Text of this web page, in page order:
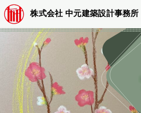
株式会社 中元建築設計事務所